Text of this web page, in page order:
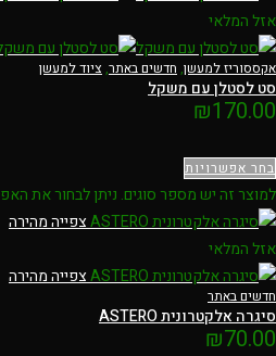
אזל המלאי
אקססוריז למעשן, חדשים באתר, ציוד למעשן
סט לסטלן עם משקל
₪170.00
בחר אפשרויות
למוצר זה יש מספר סוגים. ניתן לבחור את
צפייה מהירה
אזל המלאי
צפייה מהירה
חדשים באתר
סיגרה אלקטרונית ASTERO
₪70.00